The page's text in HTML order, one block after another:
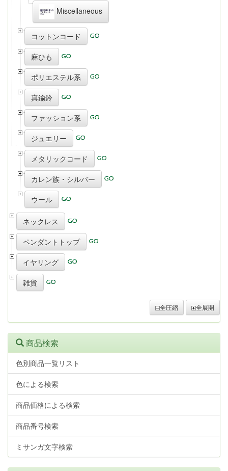
Miscellaneous
コットンコード
麻ひも
ポリエステル系
真鍮鈴
ファッション系
ジュエリー
メタリックコード
カレン族・シルバー
ウール
ネックレス
ペンダントトップ
イヤリング
雑貨
全圧縮 全展開
商品検索
色別商品一覧リスト
色による検索
商品価格による検索
商品番号検索
ミサンガ文字検索